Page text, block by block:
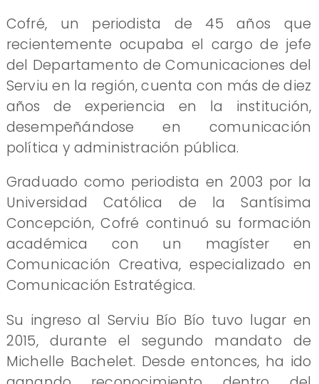
Cofré, un periodista de 45 años que
recientemente ocupaba el cargo de jefe
del Departamento de Comunicaciones del
Serviu en la región, cuenta con más de diez
años de experiencia en la institución,
desempeñándose en comunicación
política y administración pública.
Graduado como periodista en 2003 por la
Universidad Católica de la Santísima
Concepción, Cofré continuó su formación
académica con un magíster en
Comunicación Creativa, especializado en
Comunicación Estratégica.
Su ingreso al Serviu Bío Bío tuvo lugar en
2015, durante el segundo mandato de
Michelle Bachelet. Desde entonces, ha ido